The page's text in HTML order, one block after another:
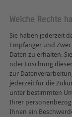
Welche Rechte
Sie haben jederzeit
Empfänger und
Daten zu erhalten.
oder Löschung
zur
jederzeit für die
unter bestimmten
Ihrer
Ihnen ein